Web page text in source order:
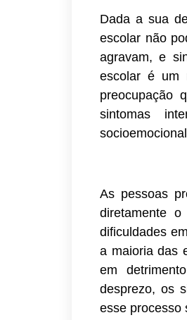
Dada a sua
escolar não
agravam, e
escolar é um
preocupação
sintomas
As pessoas
diretamente
dificuldades
a maioria das
em
desprezo, os
esse processo